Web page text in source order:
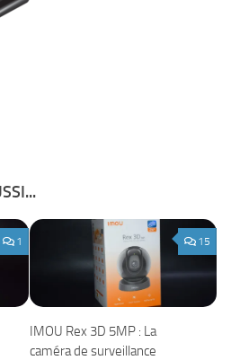
1 15
IMOU Rex 3D 5MP : La
caméra de surveillance